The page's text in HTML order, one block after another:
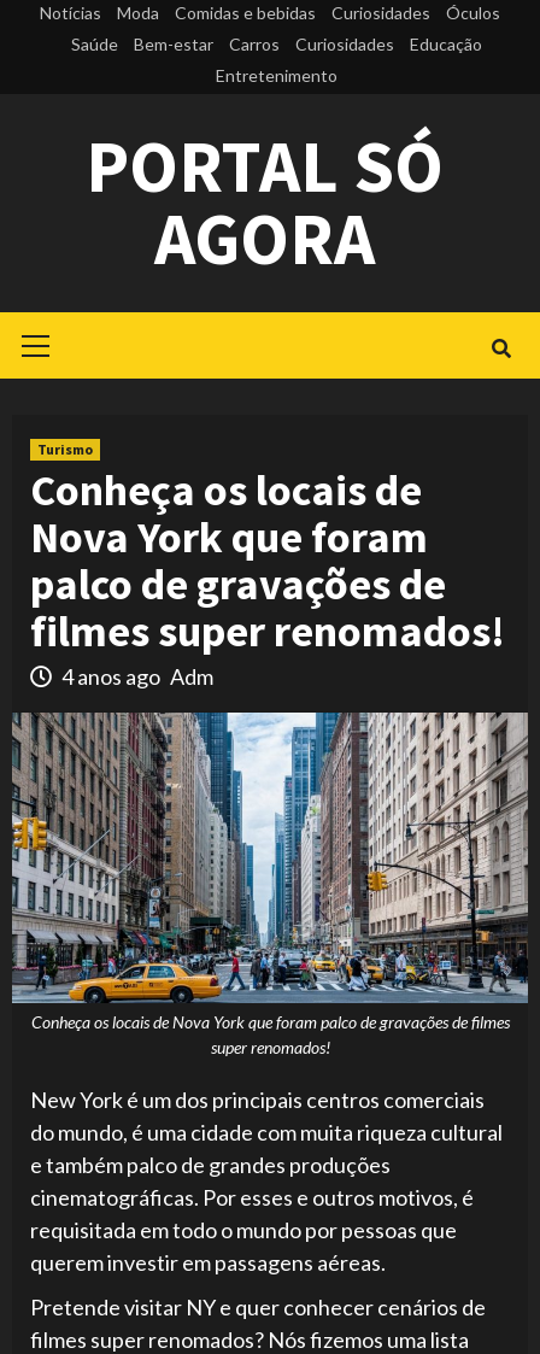
Notícias Moda Comidas e bebidas Curiosidades
Óculos
Saúde
Bem-estar Carros Curiosidades
Educação
Entretenimento
PORTAL SÓ
AGORA
Menu
Turismo
Conheça os locais de
Nova York que foram
palco de gravações de
filmes super renomados!
4 anos ago Adm
Conheça os locais de Nova York que foram palco de gravações de filmes
super renomados!
New York é um dos principais centros comerciais
do mundo, é uma cidade com muita riqueza cultural
e também palco de grandes produções
cinematográficas. Por esses e outros motivos, é
requisitada em todo o mundo por pessoas que
querem investir em passagens aéreas.
Pretende visitar NY e quer conhecer cenários de
filmes super renomados? Nós fizemos uma lista